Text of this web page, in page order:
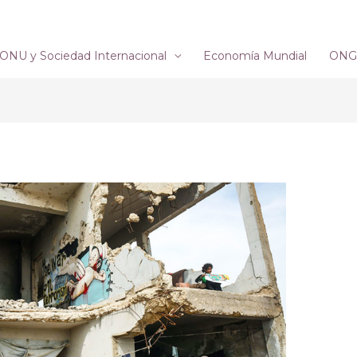
ONU y Sociedad Internacional Economía Mundial